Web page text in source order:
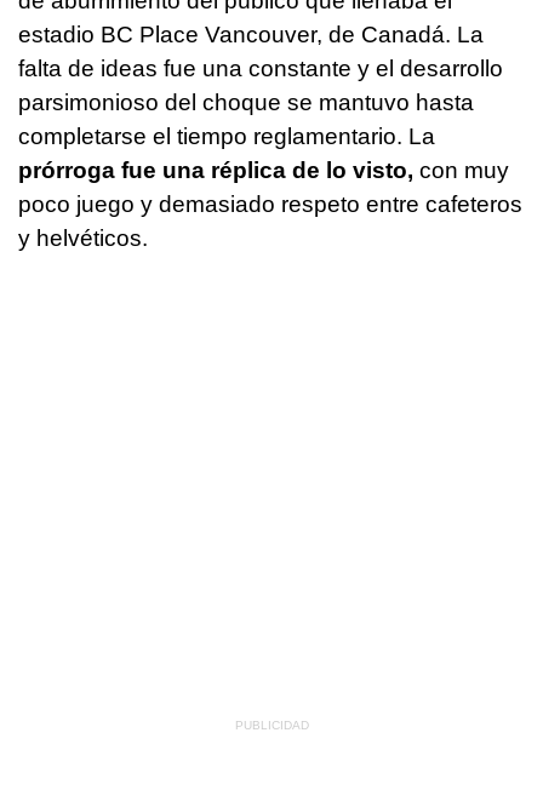
estadio BC Place Vancouver, de Canadá. La
falta de ideas fue una constante y el desarrollo
parsimonioso del choque se mantuvo hasta
completarse el tiempo reglamentario. La
prórroga fue una réplica de lo visto, con muy
poco juego y demasiado respeto entre cafeteros
y helvéticos.